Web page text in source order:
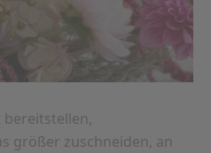
größer zuschneiden, an